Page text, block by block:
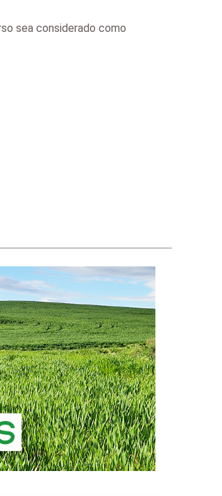
sea considerado como